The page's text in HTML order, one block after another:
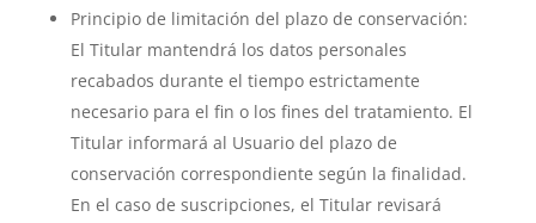
Principio de limitación del plazo de conservación:
El Titular mantendrá los datos personales
recabados durante el tiempo estrictamente
necesario para el fin o los fines del tratamiento. El
Titular informará al Usuario del plazo de
conservación correspondiente según la finalidad.
En el caso de suscripciones, el Titular revisará